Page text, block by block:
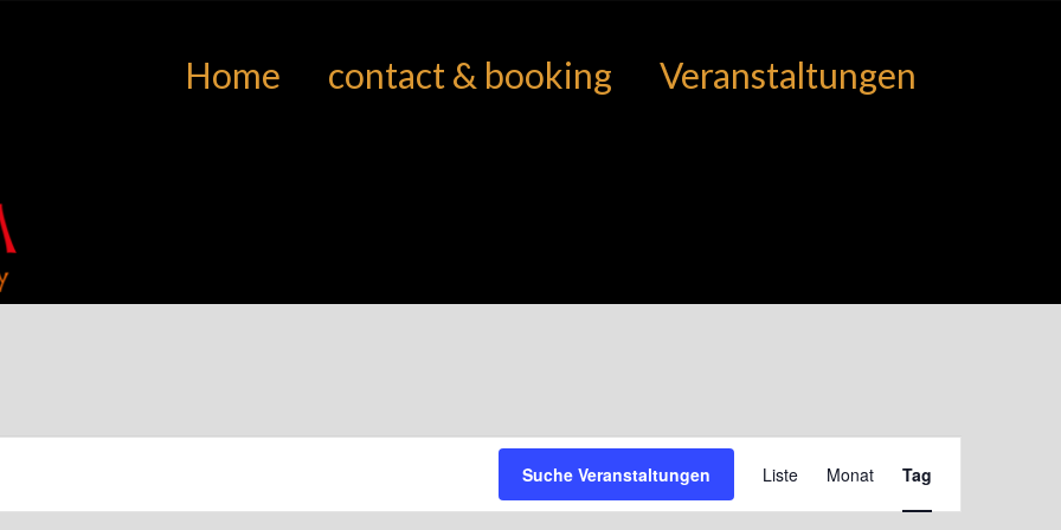
Home contact & booking Veranstaltungen
Suche Veranstaltungen
Veranstaltung
Ansichten-
Liste Monat Tag